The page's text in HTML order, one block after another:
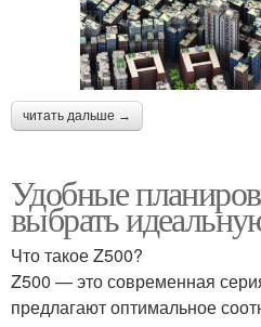
читать дальше →
Удобные
выбрать
Что такое Z500?
Z500 — это современная
предлагают оптимальное